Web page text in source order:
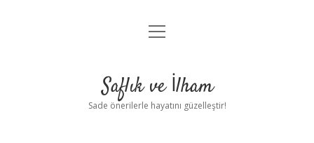
Anasayfa
Yasal Uyarı
menüyü
Saflık ve İlham
Sade önerilerle hayatını güzelleştir!